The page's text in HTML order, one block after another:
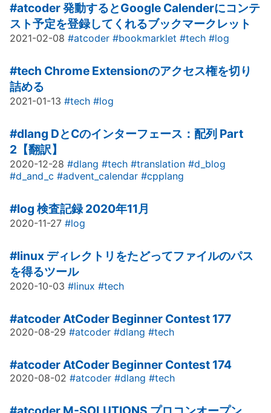
#atcoder発動するとGoogle Calenderにコンテ
スト予定を登録してくれるブックマークレット
2021-02-08 #atcoder #bookmarklet #tech #log
#tech Chrome Extensionのアクセス権を切り
詰める
2021-01-13 #tech #log
#dlang DとCのインターフェース：配列 Part
2【翻訳】
2020-12-28 #dlang #tech #translation #d_blog
#d_and_c #advent_calendar #cpplang
#log 検査記録 2020年11月
2020-11-27 #log
#linux ディレクトリをたどってファイルのパス
を得るツール
2020-10-03 #linux #tech
#atcoderAtCoder Beginner Contest 177
2020-08-29 #atcoder #dlang #tech
#atcoderAtCoder Beginner Contest 174
2020-08-02 #atcoder #dlang #tech